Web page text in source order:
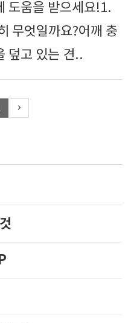
도움을 받으세요!1.
무엇일까요?어깨 충
덮고 있는 견..